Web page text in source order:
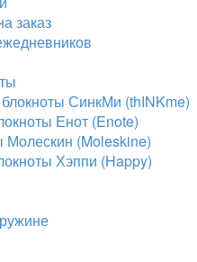
заказ
СинкМи (thINKme)
Енот (Enote)
Молескин (Moleskine)
Хэппи (Happy)